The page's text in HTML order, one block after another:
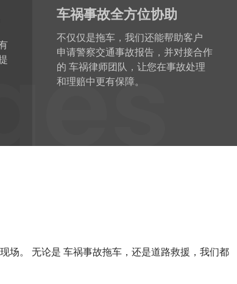
车祸事故全方位协助
不仅仅是拖车，我们还能帮助客户
申请警察交通事故报告，并对接合作
的 车祸律师团队，让您在事故处理
和理赔中更有保障。
场。 无论是 车祸事故拖车，还是道路救援，我们都